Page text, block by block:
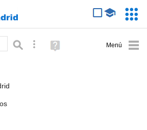
Búsqueda avanzada
Ayuda
(en